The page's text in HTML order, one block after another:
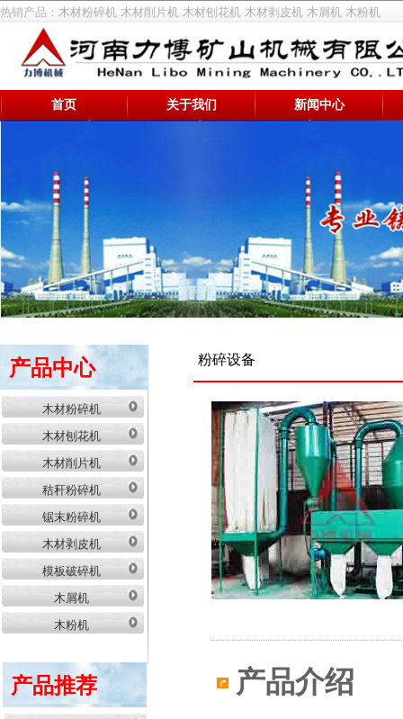
热销产品： 木材粉碎机 木材削片机 木材刨花机 木材剥皮机 木屑机 木粉机
首页 关于我们 新闻中心
产品中心
木材粉碎机
木材刨花机
木材削片机
秸秆粉碎机
锯末粉碎机
木材剥皮机
模板破碎机
木屑机
木粉机
产品推荐
粉碎设备
产品介绍